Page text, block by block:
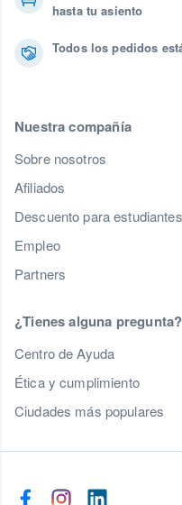
hasta tu asiento
Todos los pedidos
Nuestra compañía
Sobre nosotros
Afiliados
Descuento para estudiantes
Empleo
Partners
¿Tienes alguna pregunta?
Centro de Ayuda
Ética y cumplimiento
Ciudades más populares